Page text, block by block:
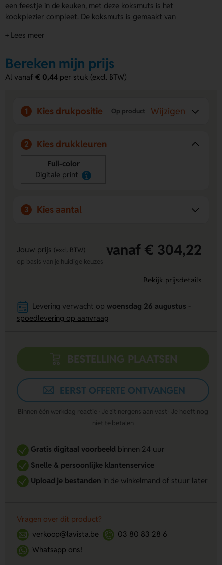
een feestje in de keuken, met deze koksmuts is het
kookplezier compleet. De koksmuts is gemaakt van
het variabele sluitsysteem. Laat hem all-over bedrukken in
Voordelen van de kartonnen koksmuts
Full colour bedrukking – Maak de muts uniek met een
opvallend ontwerp.
kookmoment een feest.
+ Lees meer
Bereken mijn prijs
Al vanaf€ 0,44 per stuk (excl. BTW)
1 Kies drukpositie Op product Wijzigen
2 Kies drukkleuren
Full-color
Digitale print
3 Kies aantal
Jouw prijs (excl. BTW) vanaf € 304,22
op basis van je huidige keuzes
Bekijk prijsdetails
Levering verwacht op woensdag 26 augustus
spoedlevering op aanvraag
BESTELLING PLAATSEN
EERST OFFERTE ONTVANGEN
Binnen één werkdag reactie · Je zit nergens aan vast · Je hoeft nog
niet te betalen
Gratis digitaal voorbeeld binnen 24 uur
Snelle & persoonlijke klantenservice
Upload je bestanden in de winkelmand of stuur later
Vragen over dit product?
verkoop@lavista.be
03 80 83 28 6
Whatsapp ons!